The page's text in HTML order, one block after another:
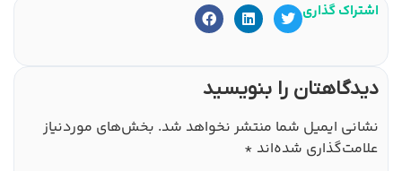
اشتراک گذاری
دیدگاهتان را بنویسید
نشانی ایمیل شما منتشر نخواهد شد. بخش‌های موردنیاز
علامت‌گذاری شده‌اند *